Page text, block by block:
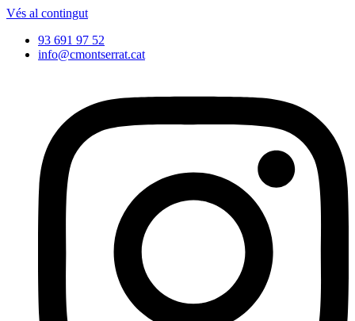
Vés al contingut
93 691 97 52
info@cmontserrat.cat